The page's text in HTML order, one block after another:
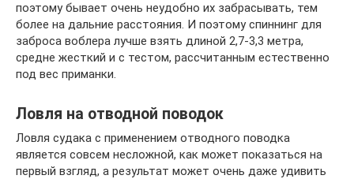
поэтому бывает очень неудобно их забрасывать, тем
более на дальние расстояния. И поэтому спиннинг для
заброса воблера лучше взять длиной 2,7-3,3 метра,
средне жесткий и с тестом, рассчитанным естественно
под вес приманки.
Ловля на отводной поводок
Ловля судака с применением отводного поводка
является совсем несложной, как может показаться на
первый взгляд, а результат может очень даже удивить